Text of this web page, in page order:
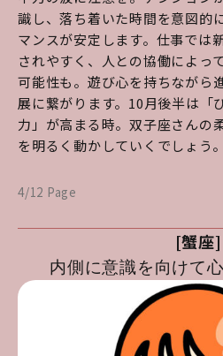
識し、落ち着いた時間を意図的
マンスが安定します。仕事では
されやすく、人との協働によっ
可能性も。遊び心を持ちながら
展に繋がります。10月後半は「
力」が高まる時。双子座さんの
を明るく動かしていくでしょう。
4/12 Page
[蟹座]
内側に意識を向けて